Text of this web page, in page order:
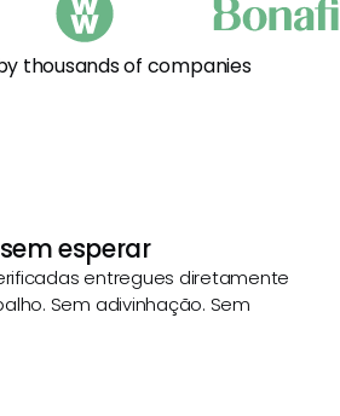
thousands of companies
esperar
entregues diretamente
Sem adivinhação. Sem